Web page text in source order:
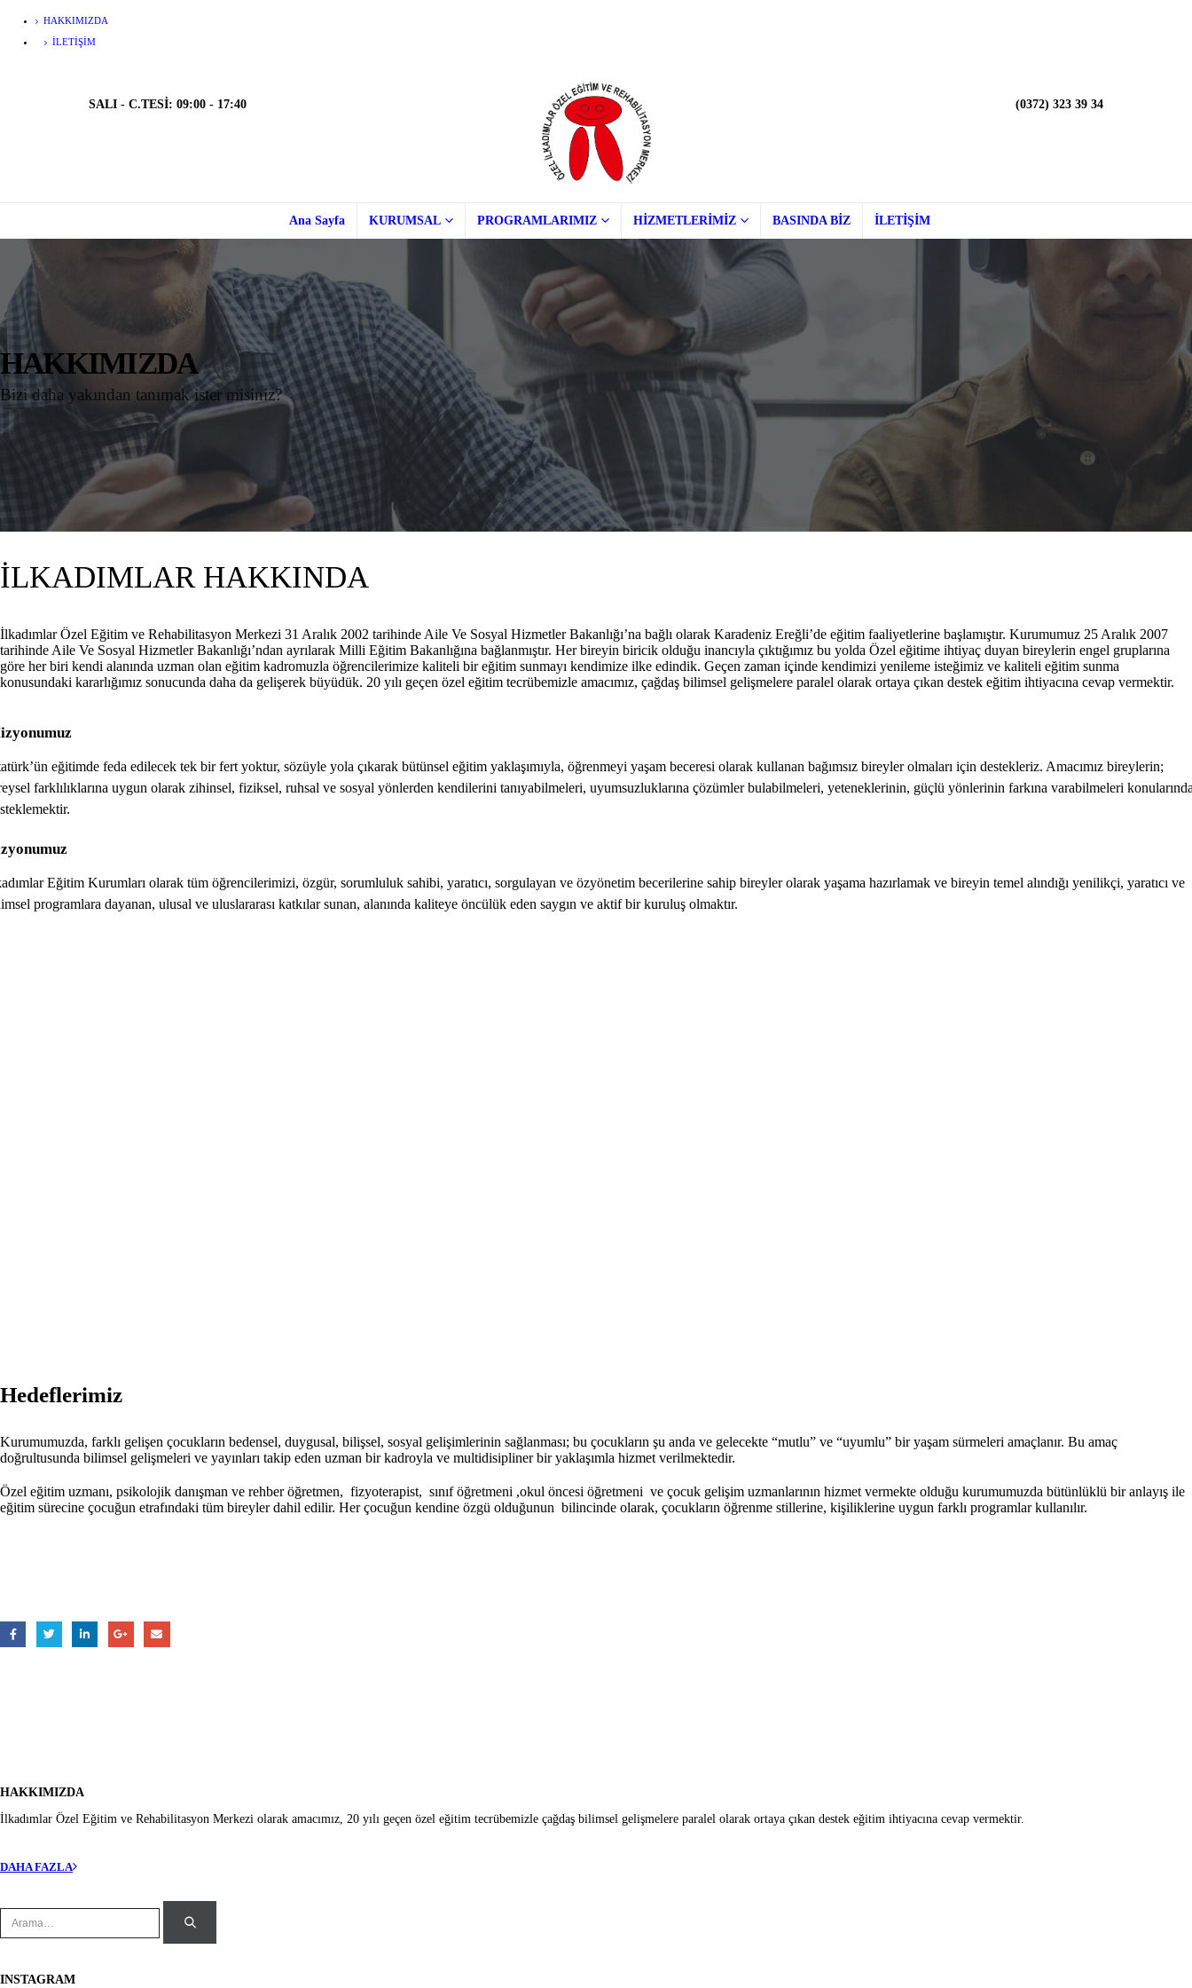
HAKKIMIZDA
İLETIŞIM
SALI - C.TESİ: 09:00 - 17:40 (0372) 323 39 34
Ana Sayfa KURUMSAL PROGRAMLARIMIZ HİZMETLERİMİZ BASINDA BİZ İLETİŞİM
HAKKIMIZDA
Bizi daha yakından tanımak ister misiniz?
İLKADIMLAR HAKKINDA
İlkadımlar Özel Eğitim ve Rehabilitasyon Merkezi 31 Aralık 2002 tarihinde Aile Ve Sosyal Hizmetler Bakanlığı’na bağlı olarak Karadeniz Ereğli’de eğitim faaliyetlerine başlamıştır. Kurumumuz 25 Aralık 2007
tarihinde Aile Ve Sosyal Hizmetler Bakanlığı’ndan ayrılarak Milli Eğitim Bakanlığına bağlanmıştır. Her bireyin biricik olduğu inancıyla çıktığımız bu yolda Özel eğitime ihtiyaç duyan bireylerin engel gruplarına
göre her biri kendi alanında uzman olan eğitim kadromuzla öğrencilerimize kaliteli bir eğitim sunmayı kendimize ilke edindik. Geçen zaman içinde kendimizi yenileme isteğimiz ve kaliteli eğitim sunma
konusundaki kararlığımız sonucunda daha da gelişerek büyüdük. 20 yılı geçen özel eğitim tecrübemizle amacımız, çağdaş bilimsel gelişmelere paralel olarak ortaya çıkan destek eğitim ihtiyacına cevap vermektir.
eğitimde feda edilecek tek bir fert yoktur, sözüyle yola çıkarak bütünsel eğitim yaklaşımıyla, öğrenmeyi yaşam beceresi olarak kullanan bağımsız bireyler olmaları için destekleriz. Amacımız bireylerin;
farklılıklarına uygun olarak zihinsel, fiziksel, ruhsal ve sosyal yönlerden kendilerini tanıyabilmeleri, uyumsuzluklarına çözümler bulabilmeleri, yeteneklerinin, güçlü yönlerinin farkına varabilmeleri
Eğitim Kurumları olarak tüm öğrencilerimizi, özgür, sorumluluk sahibi, yaratıcı, sorgulayan ve özyönetim becerilerine sahip bireyler olarak yaşama hazırlamak ve bireyin temel alındığı yenilikçi, yaratıcı ve
programlara dayanan, ulusal ve uluslararası katkılar sunan, alanında kaliteye öncülük eden saygın ve aktif bir kuruluş olmaktır.
Hedeflerimiz
Kurumumuzda, farklı gelişen çocukların bedensel, duygusal, bilişsel, sosyal gelişimlerinin sağlanması; bu çocukların şu anda ve gelecekte “mutlu” ve “uyumlu” bir yaşam sürmeleri amaçlanır. Bu amaç
doğrultusunda bilimsel gelişmeleri ve yayınları takip eden uzman bir kadroyla ve multidisipliner bir yaklaşımla hizmet verilmektedir.
Özel eğitim uzmanı, psikolojik danışman ve rehber öğretmen, fizyoterapist, sınıf öğretmeni ,okul öncesi öğretmeni ve çocuk gelişim uzmanlarının hizmet vermekte olduğu kurumumuzda bütünlüklü bir anlayış ile
eğitim sürecine çocuğun etrafındaki tüm bireyler dahil edilir. Her çocuğun kendine özgü olduğunun bilincinde olarak, çocukların öğrenme stillerine, kişiliklerine uygun farklı programlar kullanılır.
HAKKIMIZDA
İlkadımlar Özel Eğitim ve Rehabilitasyon Merkezi olarak amacımız, 20 yılı geçen özel eğitim tecrübemizle çağdaş bilimsel gelişmelere paralel olarak ortaya çıkan destek eğitim ihtiyacına cevap vermektir.
DAHA FAZLA
INSTAGRAM